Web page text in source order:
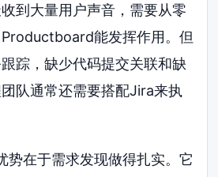
到大量用户声音，需要从零
能发挥作用。但
踪，缺少代码提交关联和缺
队通常还需要搭配Jira来执
在于需求发现做得扎实。它